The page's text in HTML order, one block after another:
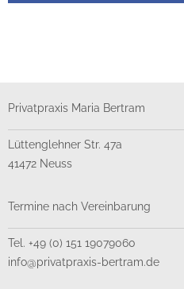
Privatpraxis Maria Bertram
Lüttenglehner Str. 47a
41472 Neuss
Termine nach Vereinbarung
Tel. +49 (0) 151 19079060
info@privatpraxis-bertram.de